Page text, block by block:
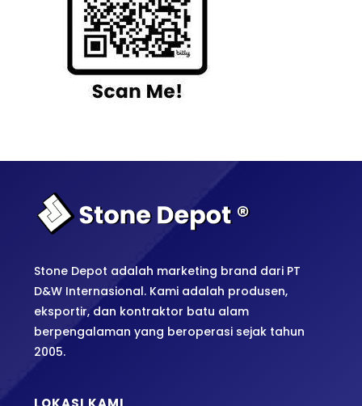
Stone Depot adalah marketing brand dari PT
D&W Internasional. Kami adalah produsen,
eksportir, dan kontraktor batu alam
berpengalaman yang beroperasi sejak tahun
2005.